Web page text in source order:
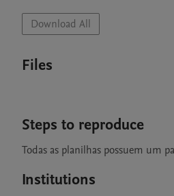
Download All
Files
Steps to reproduce
Todas as planilhas possuem um
Institutions